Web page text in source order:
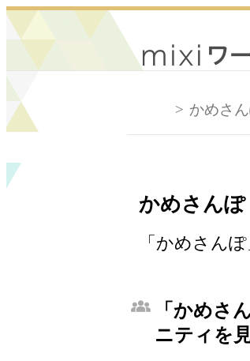
かめさ
かめさんぽ
「かめさん
「かめさ
ニティを